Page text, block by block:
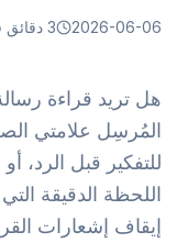
2026-06-06 3 دقائق قراءة
هل تريد قراءة
المُرسِل علامتي
للتفكير قبل الرد،
اللحظة الدقيقة
إيقاف إشعارات